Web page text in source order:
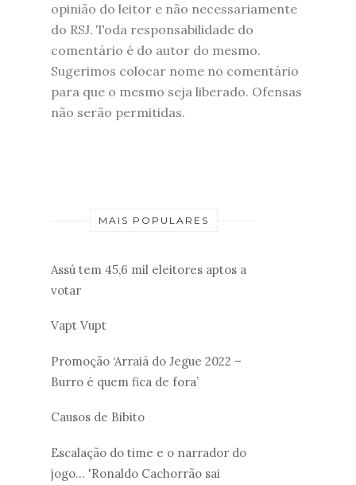
opinião do leitor e não necessariamente
do RSJ. Toda responsabilidade do
comentário é do autor do mesmo.
Sugerimos colocar nome no comentário
para que o mesmo seja liberado. Ofensas
não serão permitidas.
MAIS POPULARES
Assú tem 45,6 mil eleitores aptos a
votar
Vapt Vupt
Promoção ‘Arraiá do Jegue 2022 –
Burro é quem fica de fora’
Causos de Bibito
Escalação do time e o narrador do
jogo... 'Ronaldo Cachorrão sai